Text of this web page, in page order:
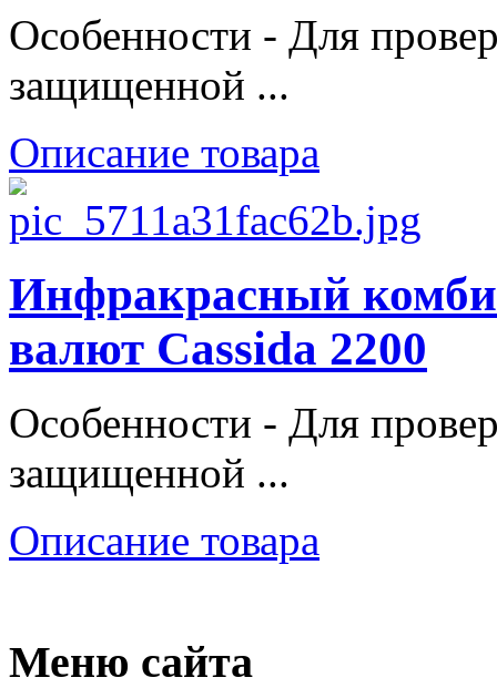
Особенности - Для
защищенной ...
Описание товара
Инфракрасный
валют Cassida 2200
Особенности - Для
защищенной ...
Описание товара
Меню сайта